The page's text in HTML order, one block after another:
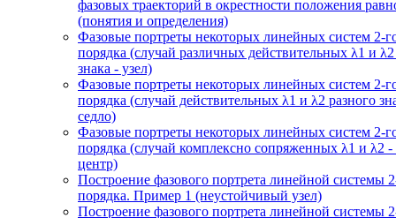
фазовых траекторий в окрестности положения
(понятия и определения)
Фазовые портреты некоторых линейных систем 2-
порядка (случай различных действительных λ1 и
знака - узел)
Фазовые портреты некоторых линейных систем 2-
порядка (случай действительных λ1 и λ2 разного
седло)
Фазовые портреты некоторых линейных систем 2-
порядка (случай комплексно сопряженных λ1 и λ2 -
центр)
Построение фазового портрета линейной системы
порядка. Пример 1 (неустойчивый узел)
Построение фазового портрета линейной системы